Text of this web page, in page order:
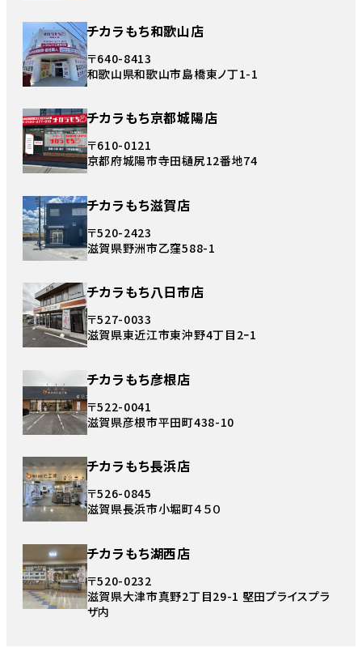
チカラもち和歌山店
〒640-8413
和歌山県和歌山市島橋東ノ丁1-1
チカラもち京都城陽店
〒610-0121
京都府城陽市寺田樋尻12番地74
チカラもち滋賀店
〒520-2423
滋賀県野洲市乙窪588-1
チカラもち八日市店
〒527-0033
滋賀県東近江市東沖野4丁目2ｰ1
チカラもち彦根店
〒522-0041
滋賀県彦根市平田町438-10
チカラもち長浜店
〒526-0845
滋賀県長浜市小堀町４５０
チカラもち湖西店
〒520-0232
滋賀県大津市真野2丁目29-1 堅田プライスプラ
ザ内